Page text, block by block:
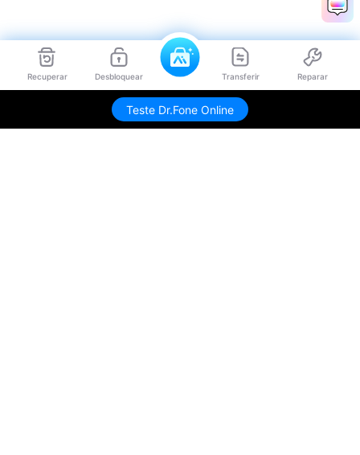
Recuperar Desbloquear Transferir Reparar
Teste Dr.Fone Online